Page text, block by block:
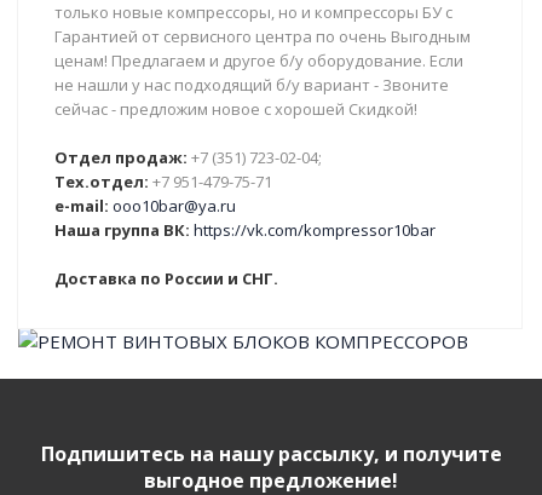
только новые компрессоры, но и компрессоры БУ с
Гарантией от сервисного центра по очень Выгодным
ценам! Предлагаем и другое б/у оборудование. Если
не нашли у нас подходящий б/у вариант - Звоните
сейчас - предложим новое с хорошей Скидкой!
Отдел продаж: +7 (351) 723-02-04;
Тех.отдел: +7 951-479-75-71
e-mail: ooo10bar@ya.ru
Наша группа ВК: https://vk.com/kompressor10bar
Доставка по России и СНГ.
Подпишитесь на нашу рассылку, и получите
выгодное предложение!